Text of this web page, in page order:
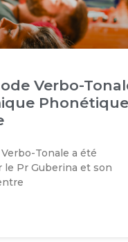
Verbo-
Phonétique
Tonale a été
le Pr Guberina et son